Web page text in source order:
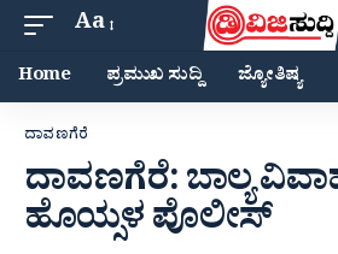
Aa
Home ಪ್ರಮುಖ ಸುದ್ದಿ ಜ್ಯೋತಿಷ್ಯ
ದಾವಣಗೆರೆ
ದಾವಣಗೆರೆ: ಬಾಲ್ಯ
ಹೊಯ್ಸಳ ಪೊಲೀಸ್